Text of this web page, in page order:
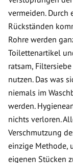
vermeiden.
Rückständen
Rohre werden
Toilettenartikel
ratsam,
nutzen. Das was
niemals im
werden.
nichts verloren.
Verschmutzung
einzige Methode,
eigenen Stücken